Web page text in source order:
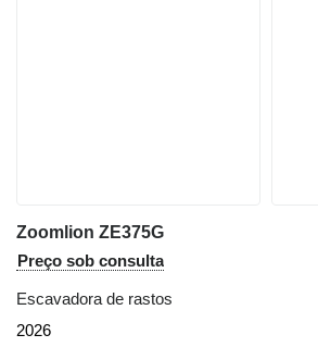
Zoomlion ZE375G
Preço sob consulta
Escavadora de rastos
2026